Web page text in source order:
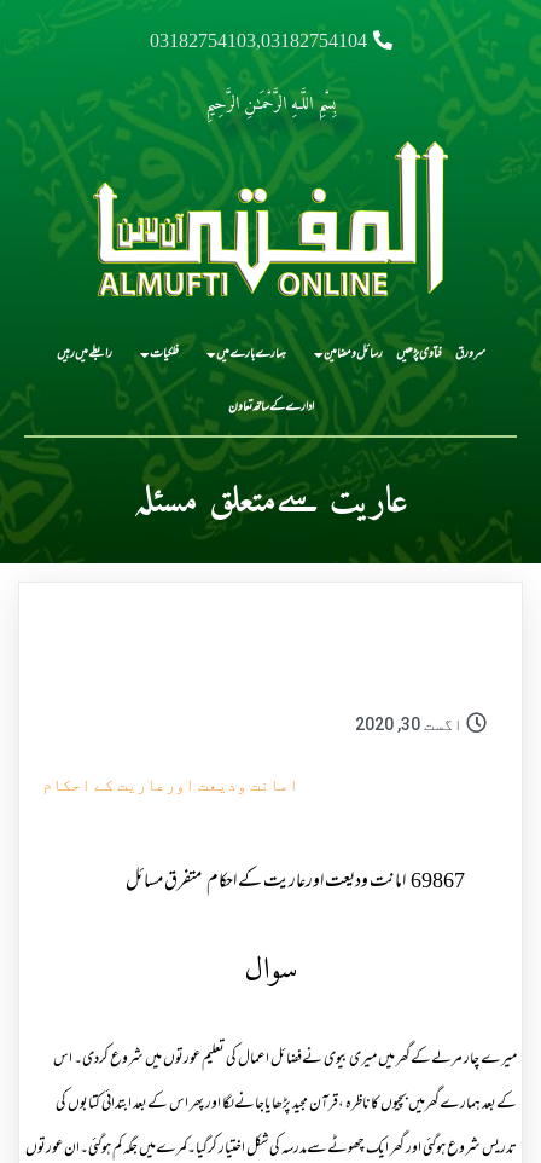
03182754103,03182754104
بِسْمِ اللَّـهِ الرَّحْمَـٰنِ الرَّحِيمِ
سرورق فتاوی پڑھیں رسائل و مضامین ہمارے بارے میں فلکیات رابطے میں رہیں
ادارے کے ساتھ تعاون
عاریت سےمتعلق مسئلہ
اگست 30, 2020
امانت ودیعت اورعاریت کے احکام
69867امانت ودیعت اورعاریت کے احکاممتفرق مسائل
سوال
میرے چار مرلےکےگھر میں میری بیوی نےفضائل اعمال کی تعلیم عورتوں میں شروع کردی۔ اس
کےبعد ہمارےگھرمیں بچیوں کاناظرہ ،قرآن مجید پڑھایاجانےلگا اور پھر اس کےبعد ابتدائی کتابوں کی
تدریس شروع ہوگئی اور گھر ایک چھوٹےسےمدرسہ کی شکل اختیار کرگیا۔کمرےمیں جگہ کم ہوگئی۔ان عورتوں